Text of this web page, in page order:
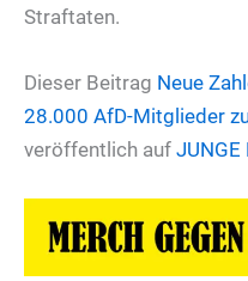
Straftaten.
Dieser Beitrag Neue
28.000 AfD-Mitglieder
veröffentlich auf JUNGE